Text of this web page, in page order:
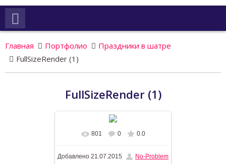
Главная Портфолио
Праздники в шатре
FullSizeRender (1)
FullSizeRender (1)
В реальном размере 1196x768
158.7Kb
801 0 0.0
Добавлено 21.07.2015 No-Problem